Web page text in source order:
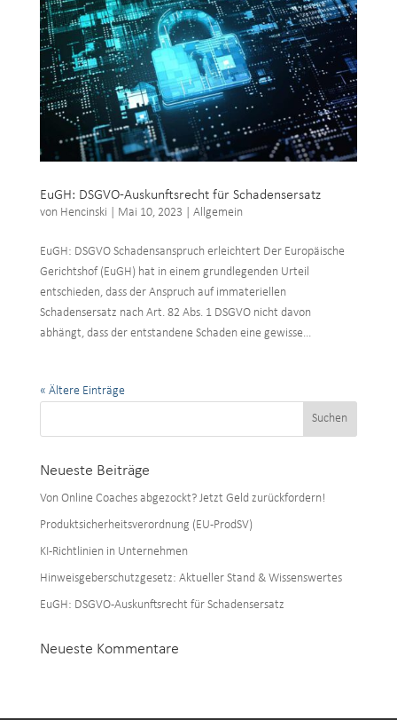
EuGH: DSGVO-Auskunftsrecht für Schadensersatz
von Hencinski Mai 10, 2023 Allgemein
EuGH: DSGVO Schadensanspruch erleichtert Der Europäische
Gerichtshof (EuGH) hat in einem grundlegenden Urteil
entschieden, dass der Anspruch auf immateriellen
Schadensersatz nach Art. 82 Abs. 1 DSGVO nicht davon
abhängt, dass der entstandene Schaden eine gewisse...
« Ältere Einträge
Neueste Beiträge
Von Online Coaches abgezockt? Jetzt Geld zurückfordern!
Produktsicherheitsverordnung (EU-ProdSV)
KI-Richtlinien in Unternehmen
Hinweisgeberschutzgesetz: Aktueller Stand & Wissenswertes
EuGH: DSGVO-Auskunftsrecht für Schadensersatz
Neueste Kommentare